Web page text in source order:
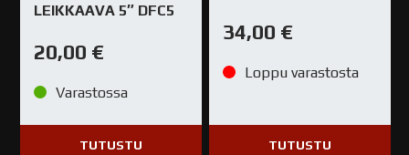
LEIKKAAVA 5″ DFC5
20,00 €
Varastossa
TUTUSTU
34,00 €
Loppu varastosta
TUTUSTU